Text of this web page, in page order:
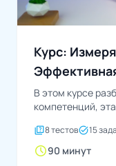
Курс:
В этом курсе
компетенций,
связи
quiz8 тестовtask_alt15
schedule90 минут